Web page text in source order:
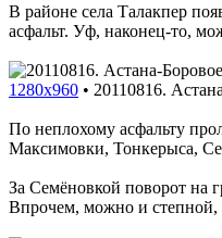
В районе села Талакпер
асфальт. Уф, наконец-то,
1280x960 • 20110816.
По неплохому асфальту
Максимовки, Тонкерыса,
За Семёновкой поворот на
Впрочем, можно и степной,